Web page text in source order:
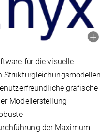
für die visuelle
Strukturgleichungsmodellen
grafische
Modellerstellung
der Maximum-